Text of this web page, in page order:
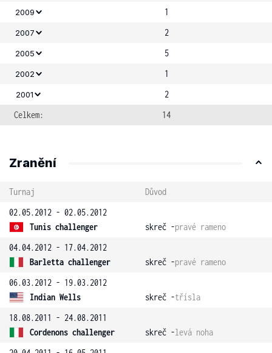
2009 1
2007 2
2005 5
2002 1
2001
2
Celkem:
14
Zranění
Turnaj
Důvod
02.05.2012 - 02.05.2012
Tunis challenger
skreč -pravé rameno
04.04.2012 - 17.04.2012
Barletta challenger
skreč -pravé rameno
06.03.2012 - 19.03.2012
Indian Wells
skreč -třísla
18.08.2011 - 24.08.2011
Cordenons challenger
skreč -levá noha